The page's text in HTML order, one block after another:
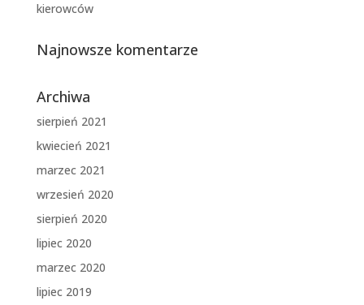
kierowców
Najnowsze komentarze
Archiwa
sierpień 2021
kwiecień 2021
marzec 2021
wrzesień 2020
sierpień 2020
lipiec 2020
marzec 2020
lipiec 2019